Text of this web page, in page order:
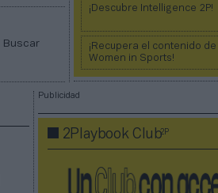
Buscar
¡Descubre Intelligence 2P!
¡Recupera el contenido de
Women in Sports!
Publicidad
2Playbook Club2P